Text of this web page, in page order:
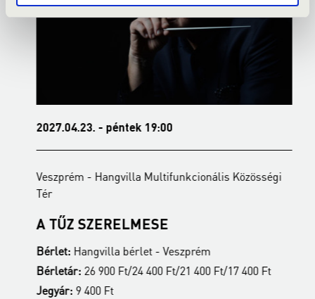
2027.04.23. - péntek 19:00
Veszprém - Hangvilla Multifunkcionális Közösségi
Tér
A TŰZ SZERELMESE
Bérlet:Hangvilla bérlet - Veszprém
Bérletár:26 900 Ft/24 400 Ft/21 400 Ft/17 400 Ft
Jegyár:9 400 Ft